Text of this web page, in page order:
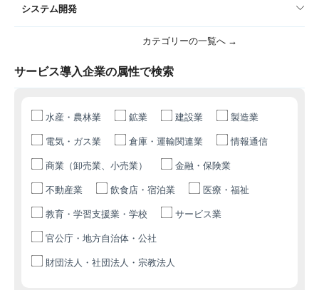
システム開発
カテゴリーの一覧へ →
サービス導入企業の属性で検索
水産・農林業 鉱業 建設業 製造業
電気・ガス業 倉庫・運輸関連業 情報通信
商業（卸売業、小売業） 金融・保険業
不動産業 飲食店・宿泊業 医療・福祉
教育・学習支援業・学校 サービス業
官公庁・地方自治体・公社
財団法人・社団法人・宗教法人